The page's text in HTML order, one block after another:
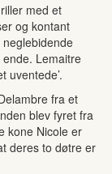
med et
og kontant
Lemaitre
uventede’.
fra et
blev fyret fra
kone Nicole er
deres to døtre er